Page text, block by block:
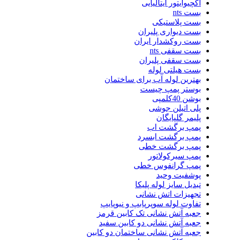
اکچیوایتور ایتالیایی
بست nts
بست پلاستیکی
بست دیواری پلیران
بست روکشدار ایران
بست سقفی nts
بست سقفی پلیران
بست هیلتی لوله
بهترین لوله آب برای ساختمان
بوستر پمپ چیست
بوشن 40کلمپی
پلی اتیلن جوشی
پلیمر گلپایگان
پمپ برگشت اب
پمپ برگشت ابسرد
پمپ برگشت خطی
پمپ سیرکولاتور
پمپ گرانفوس خطی
پوشفیت وحید
تبدیل سایز لوله پلیکا
تجهیزات اتش نشانی
تفاوت لوله سوپرپابپ و نیوپایپ
جعبه آتش نشانی تک کابین قرمز
جعبه آتش نشانی دو کابین سفید
جعبه آتش نشانی ساختمان دو کابین